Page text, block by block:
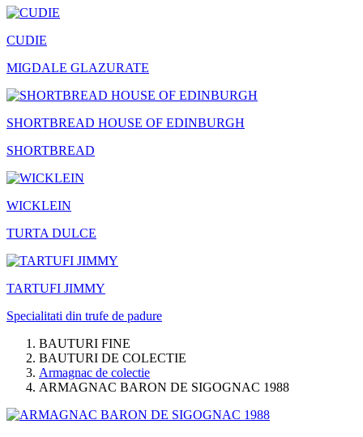
CUDIE
MIGDALE GLAZURATE
SHORTBREAD HOUSE OF EDINBURGH
SHORTBREAD
WICKLEIN
TURTA DULCE
TARTUFI JIMMY
Specialitati din trufe de padure
BAUTURI FINE
BAUTURI DE COLECTIE
Armagnac de colectie
ARMAGNAC BARON DE SIGOGNAC 1988